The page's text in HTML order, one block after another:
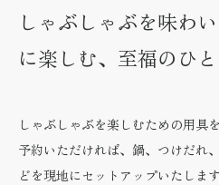
しゃぶしゃぶを味わ
に楽しむ、至福のひと
しゃぶしゃぶを楽しむための用具
予約いただければ、鍋、つけだれ
どを現地にセットアップいたしま